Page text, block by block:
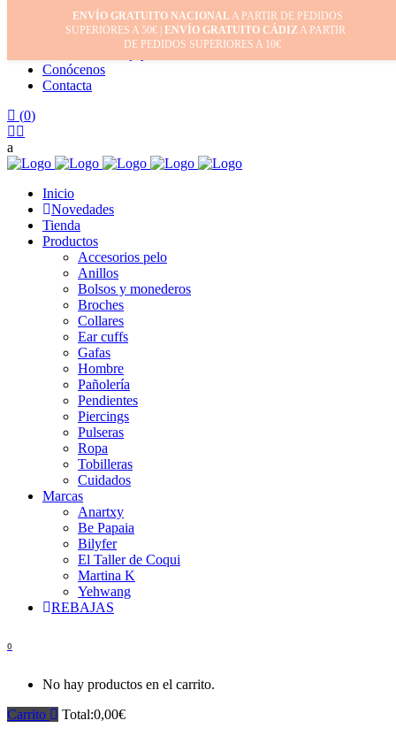
Inicio
Mi cuenta
Conócenos
Contacta
(0)
Inicio
Novedades
Tienda
Productos
Accesorios pelo
Anillos
Bolsos y monederos
Broches
Collares
Ear cuffs
Gafas
Hombre
Pañolería
Pendientes
Piercings
Pulseras
Ropa
Tobilleras
Cuidados
Marcas
Anartxy
Be Papaia
Bilyfer
El Taller de Coqui
Martina K
Yehwang
REBAJAS
0
No hay productos en el carrito.
Carrito
Total:0,00€
ENVÍO GRATUITO NACIONALA PARTIR DE PEDIDOS
SUPERIORES A 50€ | ENVÍO GRATUITO CÁDIZA PARTIR
DE PEDIDOS SUPERIORES A 10€